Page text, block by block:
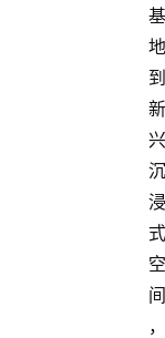
基
地
到
新
兴
沉
浸
式
空
间
，